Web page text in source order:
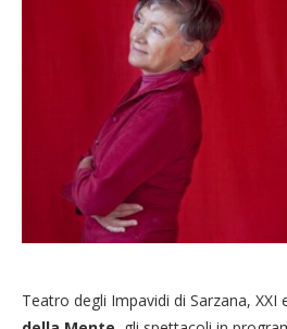
Teatro degli Impavidi di Sarzana, XXI